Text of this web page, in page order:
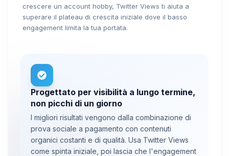
crescere un account hobby, Twitter Views ti aiuta a
superare il plateau di crescita iniziale dove il basso
engagement limita la tua portata.
Progettato per visibilità a lungo termine,
non picchi di un giorno
I migliori risultati vengono dalla combinazione di
prova sociale a pagamento con contenuti
organici costanti e di qualità. Usa Twitter Views
come spinta iniziale, poi lascia che l'engagement